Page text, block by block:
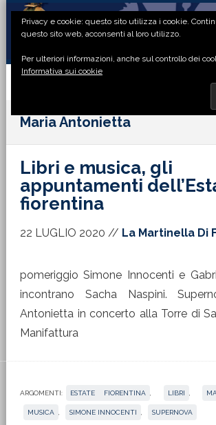
Passa
primaria
Passa
principale
Passa
laterale
Passa
di
Maria Antonietta
Libri e musica, gli
appuntamenti
fiorentina
22 LUGLIO 2020 // La Martinella Di
pomeriggio Simone Innocenti e
incontrano Sacha Naspini.
Antonietta in concerto alla Torre di
Manifattura
ARGOMENTI: ESTATE FIORENTINA LIBRI
MUSICA SIMONE INNOCENTI SUPERNOVA
Privacy e cookie: questo sito utilizza i cookie.
questo sito web, acconsenti al loro utilizzo.
Per ulteriori informazioni, anche sul controllo dei
Informativa sui cookie